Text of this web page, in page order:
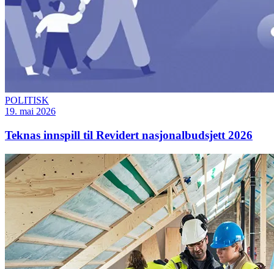
POLITISK
19. mai 2026
Teknas innspill til Revidert nasjonalbudsjett 2026